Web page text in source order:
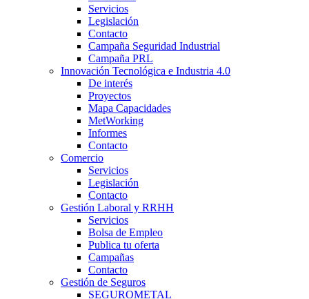
Servicios
Legislación
Contacto
Campaña Seguridad Industrial
Campaña PRL
Innovación Tecnológica e Industria 4.0
De interés
Proyectos
Mapa Capacidades
MetWorking
Informes
Contacto
Comercio
Servicios
Legislación
Contacto
Gestión Laboral y RRHH
Servicios
Bolsa de Empleo
Publica tu oferta
Campañas
Contacto
Gestión de Seguros
SEGUROMETAL